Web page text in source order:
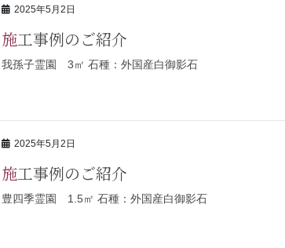
2025年5月2日
施工事例のご紹介
我孫子霊園 3㎡ 石種：外国産白御影石
2025年5月2日
施工事例のご紹介
豊四季霊園 1.5㎡ 石種：外国産白御影石